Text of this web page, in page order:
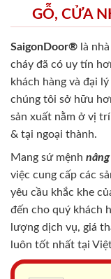
GỖ, CỬA
SaigonDoor® là
cháy đã có uy tín
khách hàng và đại
chúng tôi sở hữu
sản xuất nằm ở vị
& tại ngoại thành.
Mang sứ mệnh
việc cung cấp các
yêu cầu khắc khe
đến cho quý khách
lượng dịch vụ, giá
luôn tốt nhất tại